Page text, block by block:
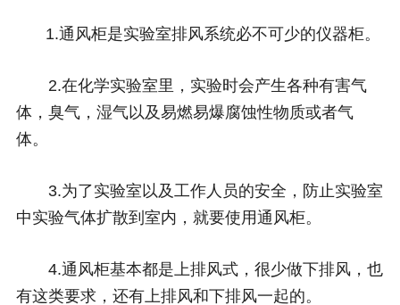
1.通风柜是实验室排风系统必不可少的仪器柜。
2.在化学实验室里，实验时会产生各种有害气
体，臭气，湿气以及易燃易爆腐蚀性物质或者气
体。
3.为了实验室以及工作人员的安全，防止实验室
中实验气体扩散到室内，就要使用通风柜。
4.通风柜基本都是上排风式，很少做下排风，也
有这类要求，还有上排风和下排风一起的。